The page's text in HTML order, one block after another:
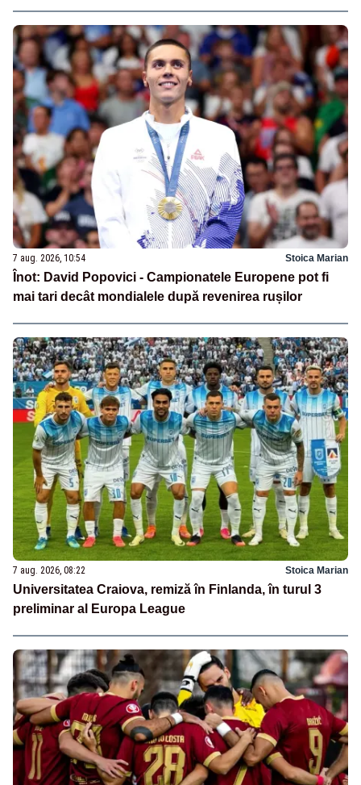
7 aug. 2026, 10:54 Stoica Marian
Înot: David Popovici - Campionatele Europene pot fi
mai tari decât mondialele după revenirea rușilor
7 aug. 2026, 08:22 Stoica Marian
Universitatea Craiova, remiză în Finlanda, în turul 3
preliminar al Europa League